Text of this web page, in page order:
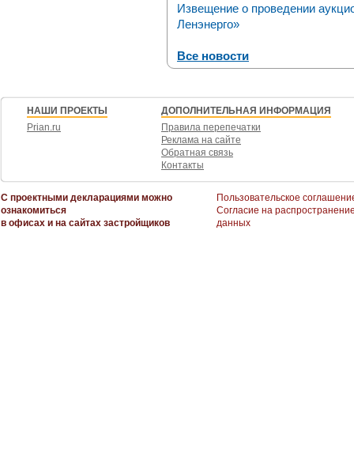
Извещение о проведении
Ленэнерго»
Все новости
НАШИ ПРОЕКТЫ
Prian.ru
ДОПОЛНИТЕЛЬНАЯ ИНФОРМАЦИЯ
Правила перепечатки
Реклама на сайте
Обратная связь
Контакты
С проектными декларациями можно
ознакомиться
в офисах и на сайтах застройщиков
Пользовательское
Согласие на
данных